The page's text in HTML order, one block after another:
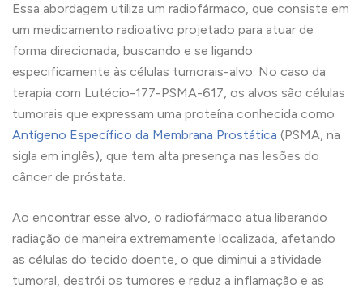
Essa abordagem utiliza um radiofármaco, que consiste em
um medicamento radioativo projetado para atuar de
forma direcionada, buscando e se ligando
especificamente às células tumorais-alvo. No caso da
terapia com Lutécio-177-PSMA-617, os alvos são células
tumorais que expressam uma proteína conhecida como
Antígeno Específico da Membrana Prostática (PSMA, na
sigla em inglês), que tem alta presença nas lesões do
câncer de próstata.
Ao encontrar esse alvo, o radiofármaco atua liberando
radiação de maneira extremamente localizada, afetando
as células do tecido doente, o que diminui a atividade
tumoral, destrói os tumores e reduz a inflamação e as